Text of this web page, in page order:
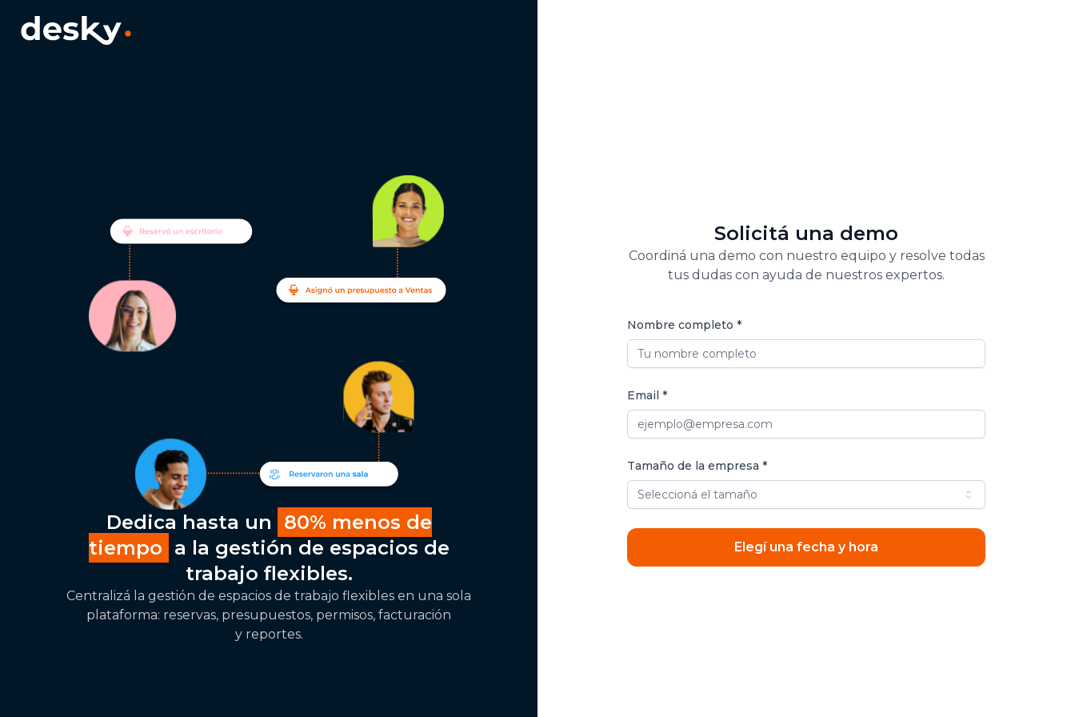
Dedica hasta un
80% menos de
tiempo a la gestión de espacios de
trabajo flexibles.
Centralizá la gestión de espacios de trabajo flexibles en una sola
plataforma: reservas, presupuestos, permisos, facturación
y reportes.
Solicitá una demo
Coordiná una demo con nuestro equipo y resolve todas
tus dudas con ayuda de nuestros expertos.
Nombre completo *
Email *
Tamaño de la empresa *
Seleccioná el tamaño
Full name
Email
Company size
Phone
Elegí una fecha y hora